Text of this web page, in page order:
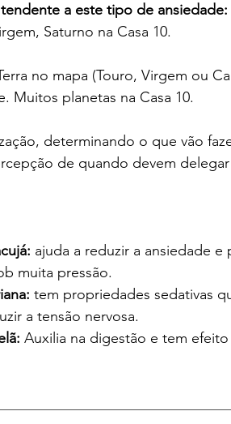
a este tipo de ansiedade:
Saturno na Casa 10.
no mapa (Touro, Virgem ou
Muitos planetas na Casa 10.
determinando o que vão
de quando devem delegar
ajuda a reduzir a ansiedade
muita pressão.
tem propriedades sedativas
a tensão nervosa.
Auxilia na digestão e tem